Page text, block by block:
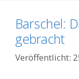
Barschel:
gebracht